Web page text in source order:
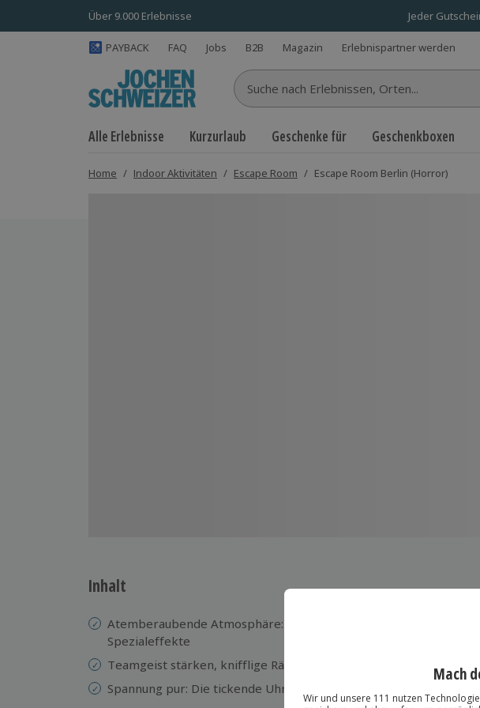
Über 9.000 Erlebnisse Jeder
PAYBACK FAQ Jobs B2B Magazin Erlebnispartner werden
Suche nach Erlebnissen...
Alle Erlebnisse Kurzurlaub Geschenke für Geschenkboxen
Home / Indoor Aktivitäten / Escape Room / Escape Room Berlin (Horror)
Inhalt
Atemberaubende Atmosphäre: Detailliert gestaltete Räume und
Spezialeffekte
Teamgeist stärken, knifflige Rätsel lösen und Herausforderungen
Spannung pur: Die tickende Uhr sorgt für zusätzlichen